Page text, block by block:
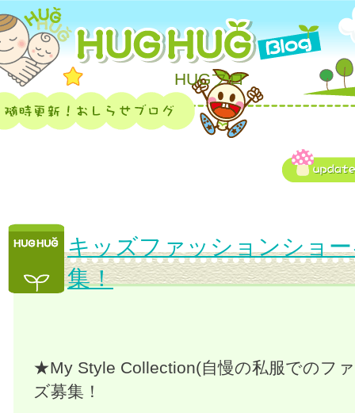
HUGブロ
キッズファッションショ
集！
★My Style Collection(自慢の私服でのフ
ズ募集！